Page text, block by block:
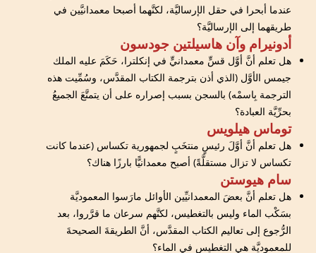
عندما أبحرا في حقل الإرساليَّة، لكنَّهما أصبحا معمدانيَّين في
طريقهما إلى الإرساليَّة؟
أدونيرام وآن هاسيلتين جودسون
هل تعلم أنَّ أوَّل قسٍّ معمدانيٍّ في إنكلترا، حَكَمَ عليه الملك
جيمس الأوَّل (الذي أذن بترجمة الكتاب المقدَّس، وسُمِّيت هذه
الترجمة بِاسمْه) بالسجن بسبب إصراره على أن يتمتَّعَ الجميعُ
بحرِّيَّة العبادة؟
توماس هيلويس
هل تعلم أنَّ أوَّلَ رئيسٍ منتخَبٍ لجمهورية تكساس (عندما كانت
تكساس لا تزال مستقلَّةً) أصبح معمدانيًّا بارزًا هناك؟
سام هيوستن
هل تعلم أنَّ بعضَ المعمدانيِّين الأوائل مارَسوا المعموديَّة
بسَكْب الماء وليس بالتغطيس، لكنَّهم سرعان ما قرَّروا، بعد
الرُّجوع إلى تعاليم الكتاب المقدَّس، أنَّ الطريقةَ الصحيحةَ
للمعموديَّة هي التغطيس في الماء؟